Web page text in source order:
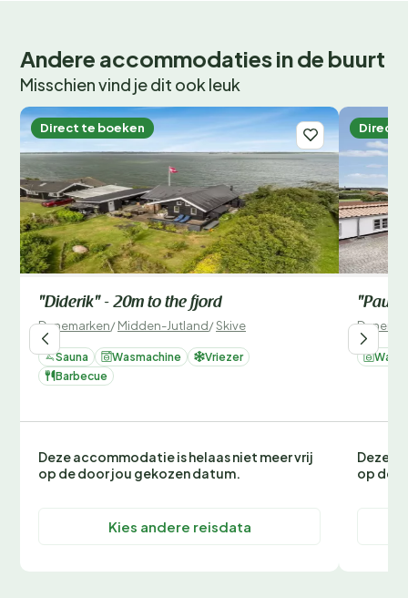
Andere accommodaties in de buurt
Misschien vind je dit ook leuk
Direct te boeken
"Diderik" - 20m to the fjord
Denemarken/Midden-Jutland/Skive
Sauna Wasmachine
Vriezer
Barbecue
Deze accommodatie is helaas niet meer vrij
op de door jou gekozen datum.
Kies andere reisdata
Direct
Deze
op de